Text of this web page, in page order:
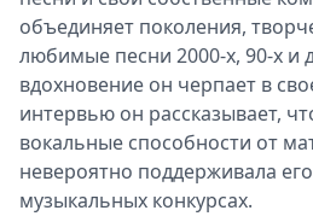
объединяет поколения,
любимые песни 2000-х, 90-х и
вдохновение он черпает в
интервью он рассказывает,
вокальные способности от
невероятно поддерживала
музыкальных конкурсах.